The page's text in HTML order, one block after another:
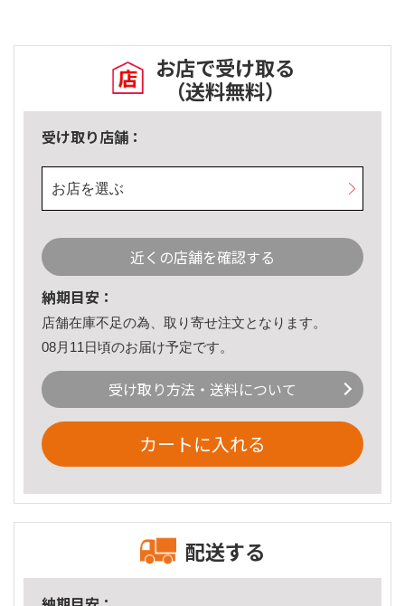
お店で受け取る
（送料無料）
受け取り店舗：
お店を選ぶ
近くの店舗を確認する
納期目安：
店舗在庫不足の為、取り寄せ注文となります。
08月11日頃のお届け予定です。
受け取り方法・送料について
カートに入れる
配送する